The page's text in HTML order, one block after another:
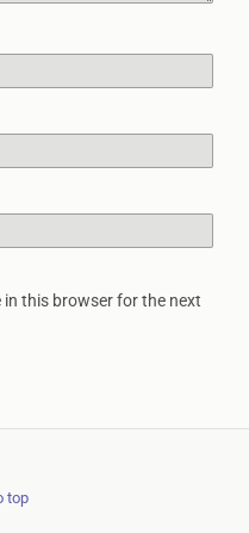
in this browser for the next
top